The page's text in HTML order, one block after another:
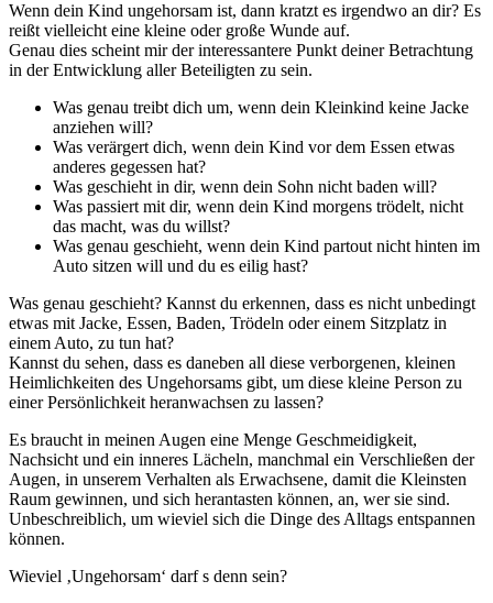
Wenn dein Kind ungehorsam ist, dann kratzt es irgendwo an dir? Es
reißt vielleicht eine kleine oder große Wunde auf.
Genau dies scheint mir der interessantere Punkt deiner Betrachtung
in der Entwicklung aller Beteiligten zu sein.
Was genau treibt dich um, wenn dein Kleinkind keine Jacke
anziehen will?
Was verärgert dich, wenn dein Kind vor dem Essen etwas
anderes gegessen hat?
Was geschieht in dir, wenn dein Sohn nicht baden will?
Was passiert mit dir, wenn dein Kind morgens trödelt, nicht
das macht, was du willst?
Was genau geschieht, wenn dein Kind partout nicht hinten im
Auto sitzen will und du es eilig hast?
Was genau geschieht? Kannst du erkennen, dass es nicht unbedingt
etwas mit Jacke, Essen, Baden, Trödeln oder einem Sitzplatz in
einem Auto, zu tun hat?
Kannst du sehen, dass es daneben all diese verborgenen, kleinen
Heimlichkeiten des Ungehorsams gibt, um diese kleine Person zu
einer Persönlichkeit heranwachsen zu lassen?
Es braucht in meinen Augen eine Menge Geschmeidigkeit,
Nachsicht und ein inneres Lächeln, manchmal ein Verschließen der
Augen, in unserem Verhalten als Erwachsene, damit die Kleinsten
Raum gewinnen, und sich herantasten können, an, wer sie sind.
Unbeschreiblich, um wieviel sich die Dinge des Alltags entspannen
können.
Wieviel ‚Ungehorsam‘ darf s denn sein?